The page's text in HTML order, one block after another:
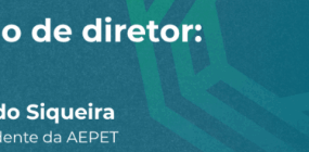
quase certa na terça - gorou na
de justificativa para todo tipo de
E Glauber Braga e seus
com concessões
e radical”. A esquerda foi